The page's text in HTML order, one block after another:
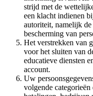
strijd met de
een klacht indienen
autoriteit, namelijk
bescherming van
Het verstrekken van
voor het sluiten van
educatieve diensten
account.
Uw
volgende